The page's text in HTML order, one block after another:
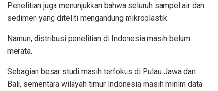
Penelitian juga menunjukkan bahwa seluruh sampel air dan
sedimen yang diteliti mengandung mikroplastik.
Namun, distribusi penelitian di Indonesia masih belum
merata.
Sebagian besar studi masih terfokus di Pulau Jawa dan
Bali, sementara wilayah timur Indonesia masih minim data